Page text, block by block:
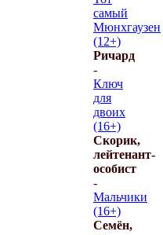
самый
Мюнхгаузен
(12+)
Ричард
-
Ключ
для
двоих
(16+)
Скорик,
лейтенант-
особист
-
Мальчики
(16+)
Семён,